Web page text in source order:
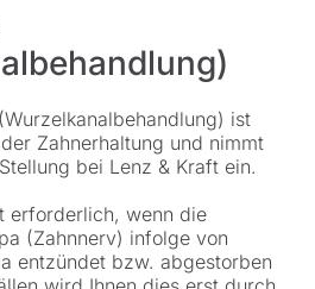
ist
Zahnerhaltung und nimmt
bei Lenz & Kraft ein.
erforderlich, wenn die
(Zahnnerv) infolge von
entzündet bzw. abgestorben